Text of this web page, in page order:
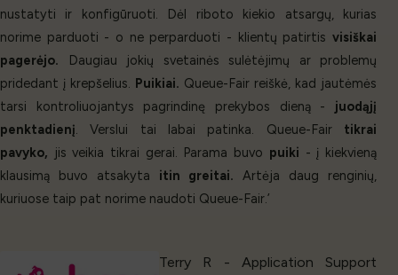
nustatyti ir konfigūruoti. Dėl riboto kiekio atsargų, kurias
norime parduoti - o ne perparduoti - klientų patirtis visiškai
pagerėjo. Daugiau jokių svetainės sulėtėjimų ar problemų
pridedant į krepšelius. Puikiai. Queue-Fair reiškė, kad jautėmės
tarsi kontroliuojantys pagrindinę prekybos dieną - juodąjį
penktadienį . Verslui tai labai patinka. Queue-Fair tikrai
pavyko, jis veikia tikrai gerai. Parama buvo puiki - į kiekvieną
klausimą buvo atsakyta itin greitai. Artėja daug renginių,
kuriuose taip pat norime naudoti Queue-Fair.’
Terry R - Application Support